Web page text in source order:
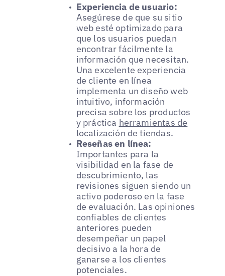
Experiencia de usuario:
Asegúrese de que su sitio
web esté optimizado para
que los usuarios puedan
encontrar fácilmente la
información que necesitan.
Una excelente experiencia
de cliente en línea
implementa un diseño web
intuitivo, información
precisa sobre los productos
y práctica herramientas de
localización de tiendas.
Reseñas en línea:
Importantes para la
visibilidad en la fase de
descubrimiento, las
revisiones siguen siendo un
activo poderoso en la fase
de evaluación. Las opiniones
confiables de clientes
anteriores pueden
desempeñar un papel
decisivo a la hora de
ganarse a los clientes
potenciales.